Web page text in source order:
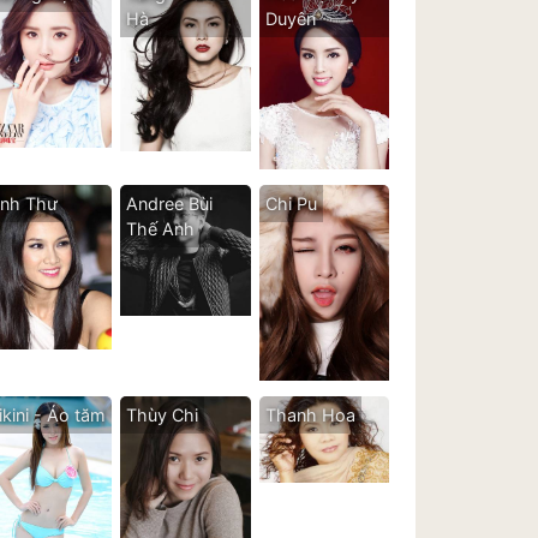
Hà
Duyên
Thư
Andree Bùi
Thế Anh
Chi Pu
- Áo tăm Thùy Chi Thanh Hoa